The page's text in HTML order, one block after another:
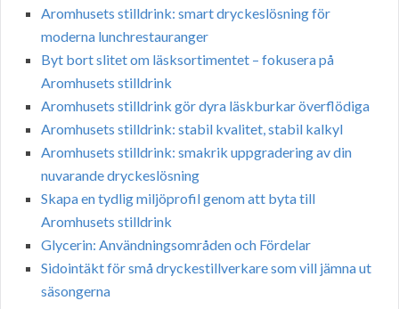
Aromhusets stilldrink: smart dryckeslösning för
moderna lunchrestauranger
Byt bort slitet om läsksortimentet – fokusera på
Aromhusets stilldrink
Aromhusets stilldrink gör dyra läskburkar överflödiga
Aromhusets stilldrink: stabil kvalitet, stabil kalkyl
Aromhusets stilldrink: smakrik uppgradering av din
nuvarande dryckeslösning
Skapa en tydlig miljöprofil genom att byta till
Aromhusets stilldrink
Glycerin: Användningsområden och Fördelar
Sidointäkt för små dryckestillverkare som vill jämna ut
säsongerna